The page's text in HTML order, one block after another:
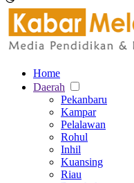
Home
Daerah
Pekanbaru
Kampar
Pelalawan
Rohul
Inhil
Kuansing
Riau